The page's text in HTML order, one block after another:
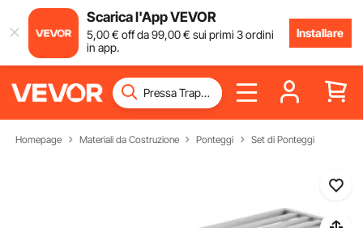
Scarica l'App VEVOR
5,00€ off da99,00€ sui primi 3 ordini
in app.
Installare
Homepage Materiali da Costruzione Ponteggi Set di Ponteggi